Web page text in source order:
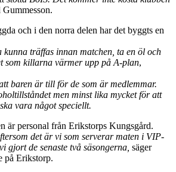
och i den norra delen har det byggts en
kunna träffas innan matchen, ta en öl och
som killarna värmer upp på A-plan,
baren är till för de som är medlemmar.
men minst lika mycket för att
vara något speciellt.
är personal från Erikstorps Kungsgård.
det är vi som serverar maten i VIP-
gjort de senaste två säsongerna, säger
på Erikstorp.